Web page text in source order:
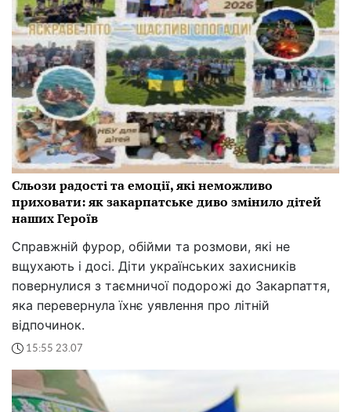
Сльози радості та емоції, які неможливо
приховати: як закарпатське диво змінило дітей
наших Героїв
Справжній фурор, обійми та розмови, які не
вщухають і досі. Діти українських захисників
повернулися з таємничої подорожі до Закарпаття,
яка перевернула їхнє уявлення про літній
відпочинок.
15:55 23.07